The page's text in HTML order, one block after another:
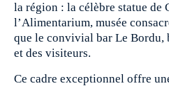
la région : la célèbre statue de
l’Alimentarium, musée
que le convivial bar Le Bordu,
et des visiteurs.
Ce cadre exceptionnel offre